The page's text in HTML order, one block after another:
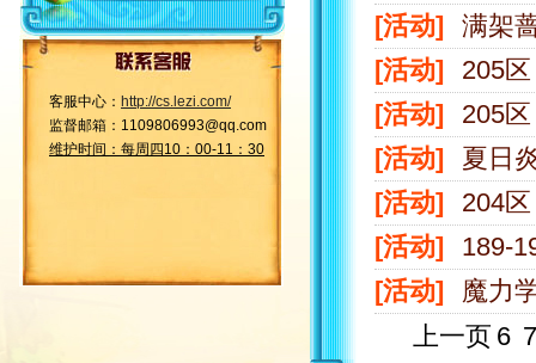
[活动] 满架
[活动]
205
[活动]
205
[活动]
夏日
[活动]
204
[活动]
189-
[活动]
魔力
上一页 6 7
客服中心： http://cs.lezi.com/
监督邮箱：1109806993@qq.com
维护时间：每周四10：00-11：30